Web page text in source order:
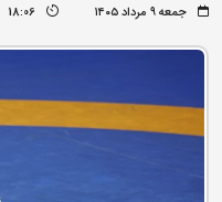
جمعه ۹ مرداد ۱۴۰۵ 18:06